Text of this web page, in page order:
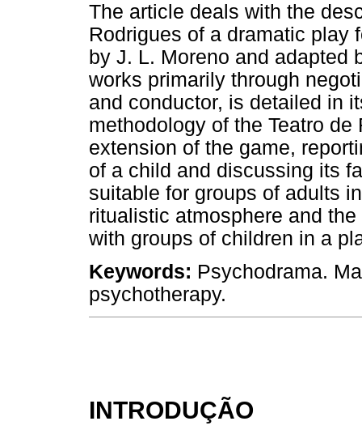
The article deals with the
Rodrigues of a dramatic play
by J. L. Moreno and adapted
works primarily through
and conductor, is detailed in
methodology of the Teatro
extension of the game,
of a child and discussing its
suitable for groups of adults
ritualistic atmosphere and
with groups of children in a
Keywords: Psychodrama.
psychotherapy.
INTRODUÇÃO